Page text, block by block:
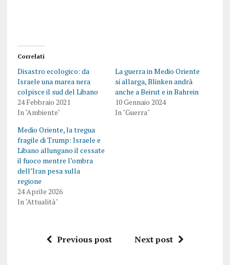
Correlati
Disastro ecologico: da
Israele una marea nera
colpisce il sud del Libano
24 Febbraio 2021
In "Ambiente"
La guerra in Medio Oriente
si allarga, Blinken andrà
anche a Beirut e in Bahrein
10 Gennaio 2024
In "Guerra"
Medio Oriente, la tregua
fragile di Trump: Israele e
Libano allungano il cessate
il fuoco mentre l’ombra
dell’Iran pesa sulla
regione
24 Aprile 2026
In "Attualità"
Previous post Next post